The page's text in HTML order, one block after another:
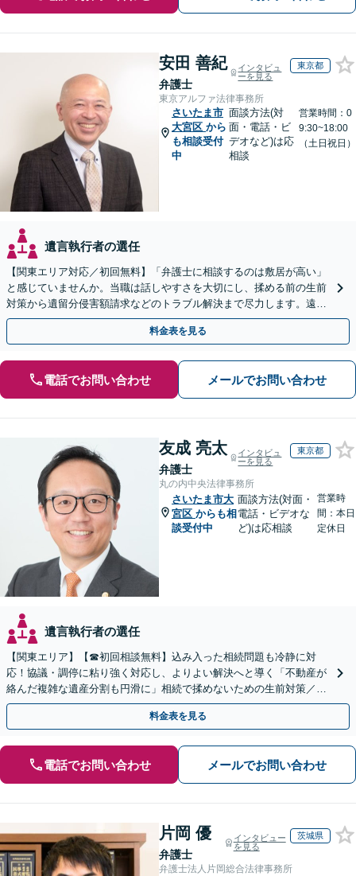
安田 善紀
弁護士
インタビュ
ーを見る
東京都
東京アルファ法律事務所
さいたま市
大宮区 から
も相談受付
中
面談方法(対
面・電話・ビ
デオなど)は応
相談
営業時間：0
9:30~18:00
（土日祝日）
遺言執行者の選任
【関東エリア対応／初回無料】「弁護士に相談するのは敷居が高い」
と感じていませんか。当職は話しやすさを大切にし、揉める前の生前
対策から遺留分侵害額請求などのトラブル解決まで尽力します。遠方
にお住まいの方もWeb面談で安心してご相談いただけます
料金表を見る
電話でお問い合わせ メールでお問い合わせ
友成 亮太
弁護士
インタビュ
ーを見る
東京都
丸の内中央法律事務所
さいたま市大
宮区 からも相
談受付中
面談方法(対面・
電話・ビデオな
ど)は応相談
営業時
間：本日
定休日
遺言執行者の選任
【関東エリア】【☎︎初回相談無料】込み入った相続問題も冷静に対
応！協議・調停に粘り強く対応し、よりよい解決へと導く「不動産が
絡んだ複雑な遺産分割も円滑に」相続で揉めないための生前対策／遺
言書の作成から執行【夜間相談可】【有楽町駅1分】
料金表を見る
電話でお問い合わせ メールでお問い合わせ
片岡 優
弁護士
インタビュー
を見る
茨城県
弁護士法人片岡総合法律事務所